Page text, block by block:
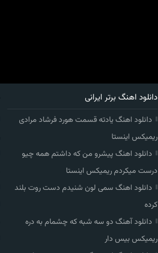
دانلود اهنگ برتر ایرانی
دانلود اهنگ یادته قسمت هورد فرشاد مرادی
ریمیکس اینستا
دانلود اهنگ پیشرو من که داشتم همه چیو
درست میکردم ریمیکس اینستا
دانلود اهنگ سمی لون شنیدم دست روت بلند
کرده
دانلود آهنگ دو سه شبه که چشمام به دره
ریمیکس بیس دار